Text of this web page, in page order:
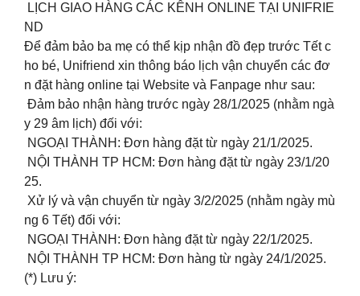
LỊCH GIAO HÀNG CÁC KÊNH ONLINE TẠI UNIFRIE
ND
Để đảm bảo ba mẹ có thể kịp nhận đồ đẹp trước Tết c
ho bé, Unifriend xin thông báo lịch vận chuyển các đơ
n đặt hàng online tại Website và Fanpage như sau:
Đảm bảo nhận hàng trước ngày 28/1/2025 (nhằm ngà
y 29 âm lịch) đối với:
NGOẠI THÀNH: Đơn hàng đặt từ ngày 21/1/2025.
NỘI THÀNH TP HCM: Đơn hàng đặt từ ngày 23/1/20
25.
Xử lý và vận chuyển từ ngày 3/2/2025 (nhằm ngày mù
ng 6 Tết) đối với:
NGOẠI THÀNH: Đơn hàng đặt từ ngày 22/1/2025.
NỘI THÀNH TP HCM: Đơn hàng từ ngày 24/1/2025.
(*) Lưu ý: